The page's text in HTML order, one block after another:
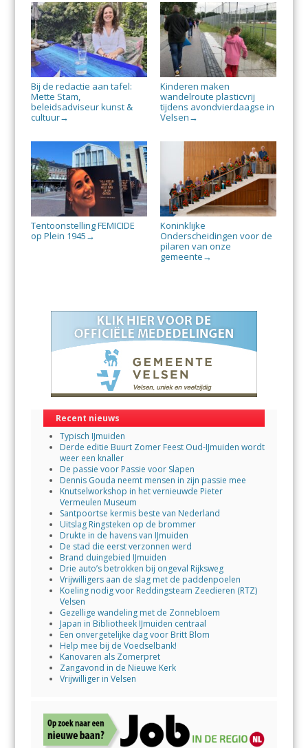
Bij de redactie aan tafel:
Mette Stam,
beleidsadviseur kunst &
cultuur→
Kinderen maken
wandelroute plasticvrij
tijdens avondvierdaagse in
Velsen →
Tentoonstelling FEMICIDE
op Plein 1945 →
Koninklijke
Onderscheidingen voor de
pilaren van onze
gemeente →
Recent nieuws
Typisch IJmuiden
Derde editie Buurt Zomer Feest Oud-IJmuiden wordt
weer een knaller
De passie voor Passie voor Slapen
Dennis Gouda neemt mensen in zijn passie mee
Knutselworkshop in het vernieuwde Pieter
Vermeulen Museum
Santpoortse kermis beste van Nederland
Uitslag Ringsteken op de brommer
Drukte in de havens van IJmuiden
De stad die eerst verzonnen werd
Brand duingebied IJmuiden
Drie auto’s betrokken bij ongeval Rijksweg
Vrijwilligers aan de slag met de paddenpoelen
Koeling nodig voor Reddingsteam Zeedieren (RTZ)
Velsen
Gezellige wandeling met de Zonnebloem
Japan in Bibliotheek IJmuiden centraal
Een onvergetelijke dag voor Britt Blom
Help mee bij de Voedselbank!
Kanovaren als Zomerpret
Zangavond in de Nieuwe Kerk
Vrijwilliger in Velsen